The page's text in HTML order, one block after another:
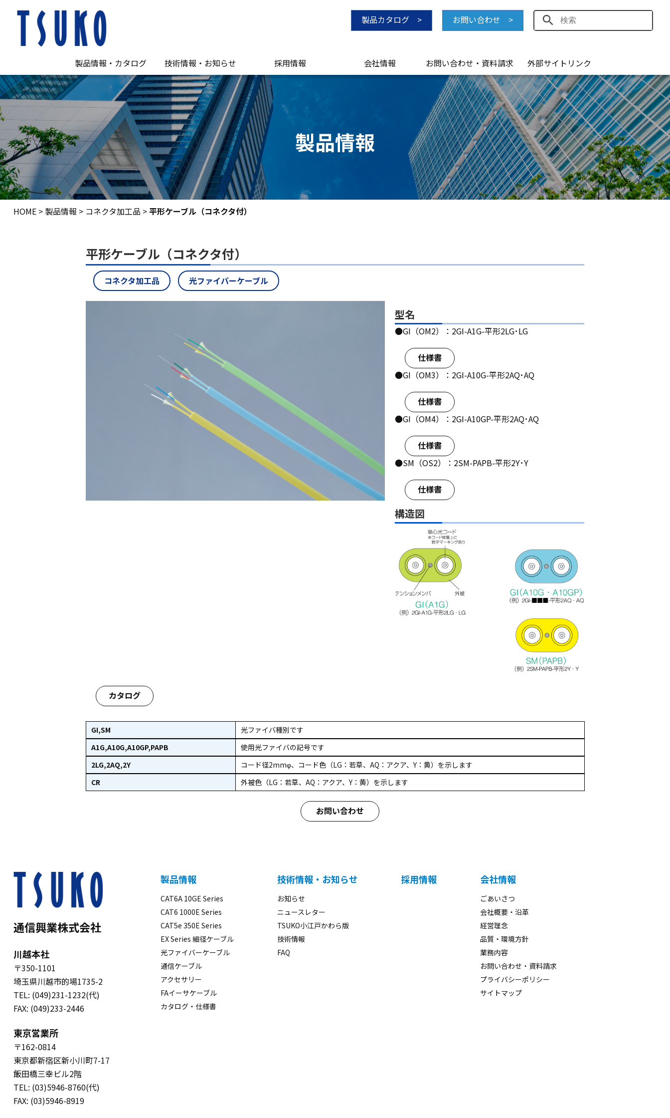
製品カタログ > お問い合わせ >
製品情報・カタログ
CAT6A 10GE Series
CAT6 1000E Series
CAT5e 350E Series
EX Series 細径ケーブル
光ファイバーケーブル
通信ケーブル
アクセサリー
FAイーサケーブル
カタログ・仕様書
ダウンロード
技術情報・お知らせ
お知らせ（一覧）
ニュースレター
TSUKO小江戸かわら版
技術情報
FAQ
採用情報 会社情報 お問い合わせ・資料請求 外部サイトリンク
製品情報
HOME> 製品情報 > コネクタ加工品 >平形ケーブル（コネクタ付）
平形ケーブル（コネクタ付）
コネクタ加工品 光ファイバーケーブル
型名
●GI（OM2）：2GI-A1G-平形2LG･LG
仕様書
●GI（OM3）：2GI-A10G-平形2AQ･AQ
仕様書
●GI（OM4）：2GI-A10GP-平形2AQ･AQ
仕様書
●SM（OS2）：2SM-PAPB-平形2Y･Y
仕様書
構造図
カタログ
GI,SM
光ファイバ種別です
A1G,A10G,A10GP,PAPB
使用光ファイバの記号です
2LG,2AQ,2Y
コード径2mmφ、コード色（LG：若草、AQ：アクア、Y：黄）を示します
CR
外被色（LG：若草、AQ：アクア、Y：黄）を示します
お問い合わせ
通信興業株式会社
川越本社
〒350-1101
埼玉県川越市的場1735-2
TEL: (049)231-1232(代)
FAX: (049)233-2446
東京営業所
〒162-0814
東京都新宿区新小川町7-17
飯田橋三幸ビル2階
TEL: (03)5946-8760(代)
FAX: (03)5946-8919
製品情報
CAT6A 10GE Series
CAT6 1000E Series
CAT5e 350E Series
EX Series 細径ケーブル
光ファイバーケーブル
通信ケーブル
アクセサリー
FAイーサケーブル
カタログ・仕様書
技術情報・お知らせ
お知らせ
ニュースレター
TSUKO小江戸かわら版
技術情報
FAQ
採用情報 会社情報
ごあいさつ
会社概要・沿革
経営理念
品質・環境方針
業務内容
お問い合わせ・資料請求
プライバシーポリシー
サイトマップ